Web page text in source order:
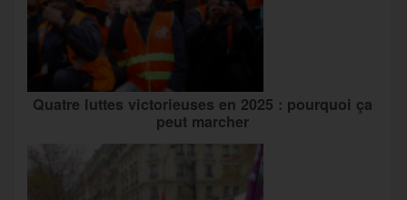
Quatre luttes victorieuses en 2025 : pourquoi ça
peut marcher